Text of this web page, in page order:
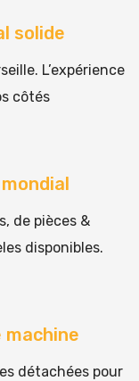
solide
L’expérience
côtés
de pièces &
disponibles.
machine
détachées pour